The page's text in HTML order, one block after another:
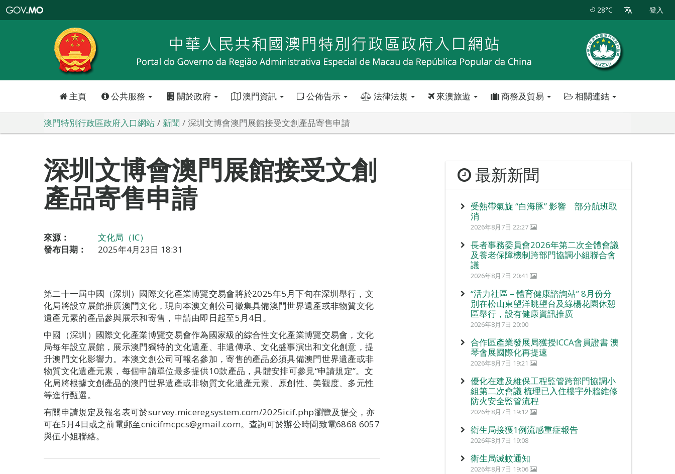
特
政
區
政
口
28°C 登入
主頁 公共服務 關於政府 澳門資訊 公佈告示 法律法規 來澳旅遊 商務及貿易 相關連結
澳門特別行政區政府入口網站 新聞 深圳文博會澳門展館接受文創產品寄售申請
深圳文博會澳門展館接受文創
產品寄售申請
來源：
文化局（IC）
發布日期：
2025年4月23日 18:31
第二十一屆中國（深圳）國際文化產業博覽交易會將於2025年5月下旬在深圳舉行，文
化局將設立展館推廣澳門文化，現向本澳文創公司徵集具備澳門世界遺產或非物質文化
遺產元素的產品參與展示和寄售，申請由即日起至5月4日。
中國（深圳）國際文化產業博覽交易會作為國家級的綜合性文化產業博覽交易會，文化
局每年設立展館，展示澳門獨特的文化遺產、非遺傳承、文化盛事演出和文化創意，提
升澳門文化影響力。本澳文創公司可報名參加，寄售的產品必須具備澳門世界遺產或非
物質文化遺產元素，每個申請單位最多提供10款產品，具體安排可參見“申請規定”。文
化局將根據文創產品的澳門世界遺產或非物質文化遺產元素、原創性、美觀度、多元性
等進行甄選。
有關申請規定及報名表可於survey.miceregsystem.com/2025icif.php瀏覽及提交，亦
可在5月4日或之前電郵至cnicifmcpcs@gmail.com。查詢可於辦公時間致電6868 6057
與伍小姐聯絡。
最新新聞
受熱帶氣旋 “白海豚” 影響 部分航班取
消
2026年8月7日 22:27
長者事務委員會2026年第二次全體會議
及養老保障機制跨部門協調小組聯合會
議
2026年8月7日 20:41
“活力社區 – 體育健康諮詢站” 8月份分
別在松山東望洋眺望台及綠楊花園休憩
區舉行，設有健康資訊推廣
2026年8月7日 20:00
合作區產業發展局獲授ICCA會員證書 澳
琴會展國際化再提速
2026年8月7日 19:21
優化在建及維保工程監管跨部門協調小
組第二次會議 梳理已入住樓宇外牆維修
防火安全監管流程
2026年8月7日 19:12
衛生局接獲1例流感重症報告
2026年8月7日 19:08
衛生局滅蚊通知
2026年8月7日 19:06